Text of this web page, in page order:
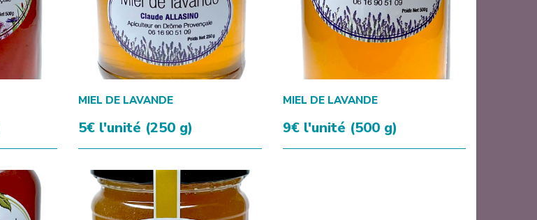
MIEL DE LAVANDE
5€ l'unité (250 g)
MIEL DE LAVANDE
9€ l'unité (500 g)